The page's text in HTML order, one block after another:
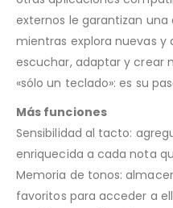
externos le garantizan una
mientras explora nuevas y
escuchar, adaptar y crear
«sólo un teclado»: es su
Más funciones
Sensibilidad al tacto:
enriquecida a cada nota
Memoria de tonos:
favoritos para acceder a